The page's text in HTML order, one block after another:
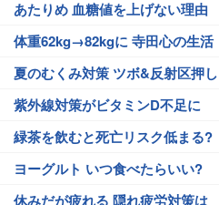
あたりめ 血糖値を上げない理由
体重62kg→82kgに 寺田心の生活
夏のむくみ対策 ツボ&反射区押し
紫外線対策がビタミンD不足に
緑茶を飲むと死亡リスク低まる?
ヨーグルト いつ食べたらいい?
休みだが疲れる 隠れ疲労対策は